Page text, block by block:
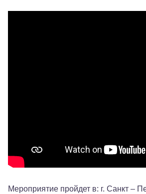
Мероприятие пройдет в: г. Санкт –